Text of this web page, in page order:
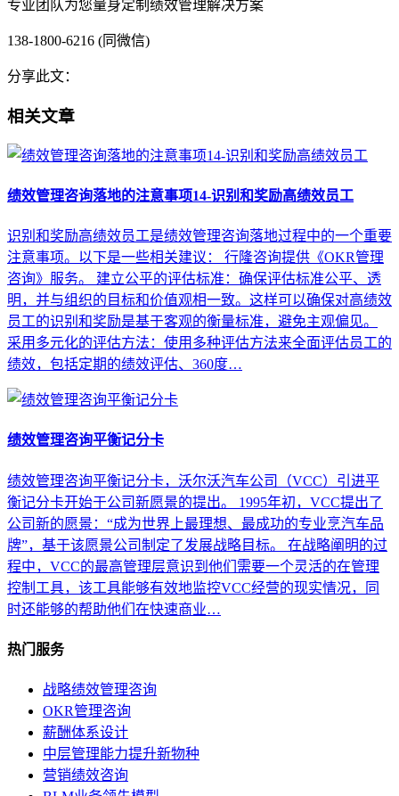
专业团队为您量身定制绩效管理解决方案
138-1800-6216 (同微信)
分享此文：
相关文章
绩效管理咨询落地的注意事项14-识别和奖励高绩效员工
识别和奖励高绩效员工是绩效管理咨询落地过程中的一个重要
注意事项。以下是一些相关建议： 行隆咨询提供《OKR管理
咨询》服务。 建立公平的评估标准：确保评估标准公平、透
明，并与组织的目标和价值观相一致。这样可以确保对高绩效
员工的识别和奖励是基于客观的衡量标准，避免主观偏见。
采用多元化的评估方法：使用多种评估方法来全面评估员工的
绩效，包括定期的绩效评估、360度…
绩效管理咨询平衡记分卡
绩效管理咨询平衡记分卡，沃尔沃汽车公司（VCC）引进平
衡记分卡开始于公司新愿景的提出。 1995年初，VCC提出了
公司新的愿景：“成为世界上最理想、最成功的专业烹汽车品
牌”，基于该愿景公司制定了发展战略目标。 在战略阐明的过
程中，VCC的最高管理层意识到他们需要一个灵活的在管理
控制工具，该工具能够有效地监控VCC经营的现实情况，同
时还能够的帮助他们在快速商业…
热门服务
战略绩效管理咨询
OKR管理咨询
薪酬体系设计
中层管理能力提升新物种
营销绩效咨询